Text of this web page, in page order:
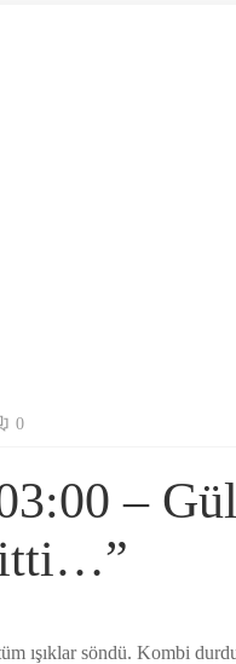
0
–
ışıklar söndü. Kombi